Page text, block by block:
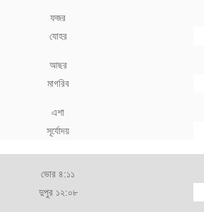
ফজর
যোহর
আছর
মাগরিব
এশা
সূর্যোদয়
ভোর ৪:১১
দুপুর ১২:০৮